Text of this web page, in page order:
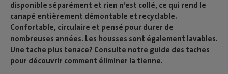
disponible séparément et rien n’est collé, ce qui rend le
canapé entièrement démontable et recyclable.
Confortable, circulaire et pensé pour durer de
nombreuses années. Les housses sont également lavables.
Une tache plus tenace? Consulte notre guide des taches
pour découvrir comment éliminer la tienne.